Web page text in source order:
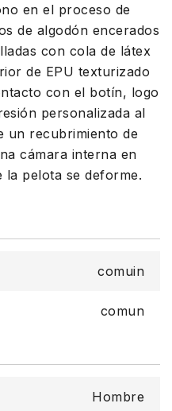
en el proceso de
de algodón encerados
con cola de látex
de EPU texturizado
con el botín, logo
personalizada al
un recubrimiento de
cámara interna en
la pelota se deforme.
comuin
comun
Hombre